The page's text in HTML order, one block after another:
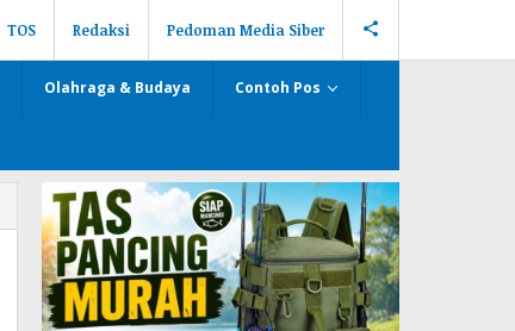
TOS Redaksi Pedoman Media Siber
Olahraga & Budaya Contoh Pos